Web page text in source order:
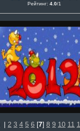
Рейтинг: 4.0/1
| 2 3 4 5 6 [7] 8 9 10 11